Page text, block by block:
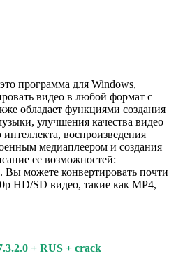
программа для Windows,
видео в любой формат с
обладает функциями создания
улучшения качества видео
воспроизведения
медиаплеером и создания
ее возможностей:
Вы можете конвертировать почти
HD/SD видео, такие как MP4,
+ RUS + crack